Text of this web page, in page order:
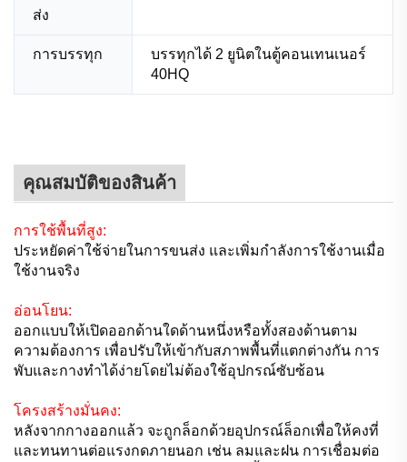
ส่ง
การบรรทุก
บรรทุกได้ 2 ยูนิตในตู้คอนเทนเนอร์
40HQ
คุณสมบัติของสินค้า
การใช้พื้นที่สูง:
ประหยัดค่าใช้จ่ายในการขนส่ง และเพิ่มกำลังการใช้งานเมื่อ
ใช้งานจริง
อ่อนโยน:
ออกแบบให้เปิดออกด้านใดด้านหนึ่งหรือทั้งสองด้านตาม
ความต้องการ เพื่อปรับให้เข้ากับสภาพพื้นที่แตกต่างกัน การ
พับและกางทำได้ง่ายโดยไม่ต้องใช้อุปกรณ์ซับซ้อน
โครงสร้างมั่นคง:
หลังจากกางออกแล้ว จะถูกล็อกด้วยอุปกรณ์ล็อกเพื่อให้คงที่
และทนทานต่อแรงกดภายนอก เช่น ลมและฝน การเชื่อมต่อ